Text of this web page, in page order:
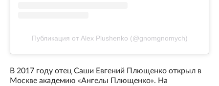
Публикация от Alex Plushenko (@gnomgnomych)
В 2017 году отец Саши Евгений Плющенко открыл в
Москве академию «Ангелы Плющенко». На